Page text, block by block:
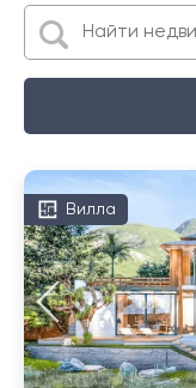
Вилла